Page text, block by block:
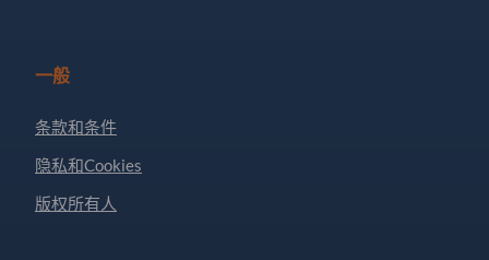
一般
条款和条件
隐私和Cookies
版权所有人